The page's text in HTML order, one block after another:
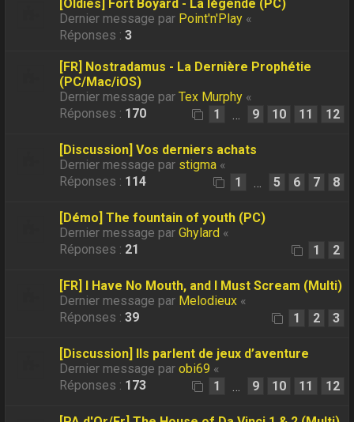
[Oldies] Fort Boyard - La légende (PC)
Dernier message par Point'n'Play «
Réponses :3
[FR] Nostradamus - La Dernière Prophétie
(PC/Mac/iOS)
Dernier message parTex Murphy «
Réponses : 170 1 … 9 10 11 12
[Discussion] Vos derniers achats
Dernier message par stigma «
Réponses : 114 1 … 5 6 7 8
[Démo] The fountain of youth (PC)
Dernier message parGhylard «
Réponses : 21 1 2
[FR] I Have No Mouth, and I Must Scream (Multi)
Dernier message par Melodieux «
Réponses :39 1 2 3
[Discussion] Ils parlent de jeux d’aventure
Dernier message parobi69 «
Réponses : 173 1 … 9 10 11 12